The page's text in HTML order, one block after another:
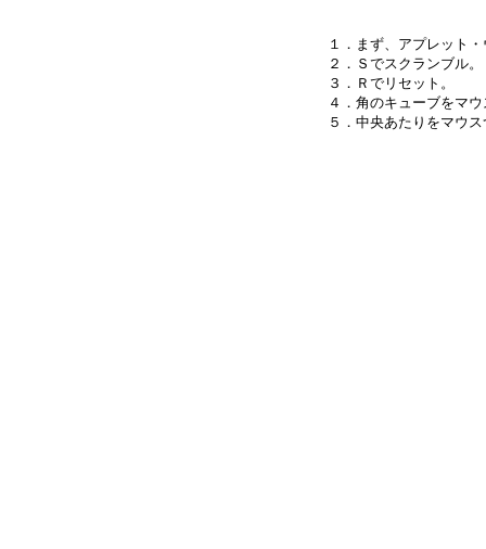
１．まず、アプレット
２．Ｓでスクランブル。
３．Ｒでリセット。
４．角のキューブをマ